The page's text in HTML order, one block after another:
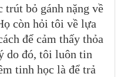
trút bỏ gánh nặng về
còn hỏi tôi về lựa
để cảm thấy thỏa
do đó, tôi luôn tin
tinh học là để trả